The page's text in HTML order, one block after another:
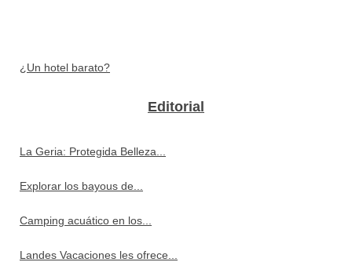
¿Un hotel barato?
Editorial
La Geria: Protegida Belleza...
Explorar los bayous de...
Camping acuático en los...
Landes Vacaciones les ofrece...